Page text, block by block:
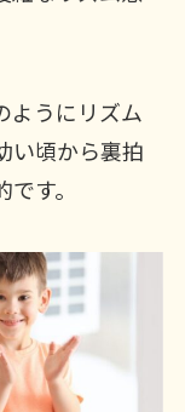
ようにリズム
い頃から裏拍
す。